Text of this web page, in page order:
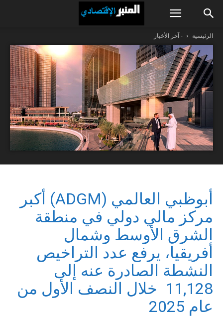
الرئيسية - آخر الأخبار
أبوظبي العالمي (ADGM) أكبر
مركز مالي دولي في منطقة
الشرق الأوسط وشمال
أفريقيا، يرفع عدد التراخيص
النشطة الصادرة عنه إلى
11,128 خلال النصف الأول من
عام 2025